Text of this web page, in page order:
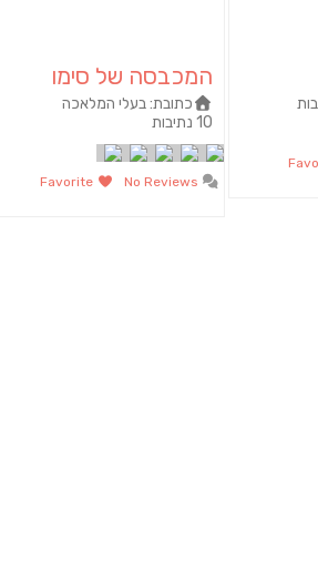
המכבסה של סימו
כתובת:בעלי המלאכה
10 נתיבות